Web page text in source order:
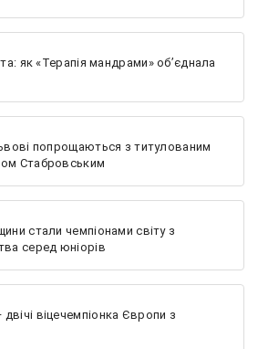
як «Терапія мандрами» об’єднала
попрощаються з титулованим
Стабровським
стали чемпіонами світу з
серед юніорів
віцечемпіонка Європи з